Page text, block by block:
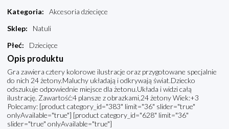
Kategoria:
Akcesoria dziecięce
Sklep:
Natuli
Płeć: Dziecięce
Opis produktu
Gra zawiera cztery kolorowe ilustracje oraz przygotowane specjalnie
do nich 24 żetony.Maluchy układają i odkrywają świat.Dziecko
odszukuje odpowiednie miejsce dla żetonu.Układa i widzi całą
ilustrację. Zawartość:4 plansze z obrazkami,24 żetony Wiek:+3
Polecamy: [product category_id="383" limit="36" slider="true"
onlyAvailable="true"] [product category_id="628" limit="36"
slider="true" onlyAvailable="true"]